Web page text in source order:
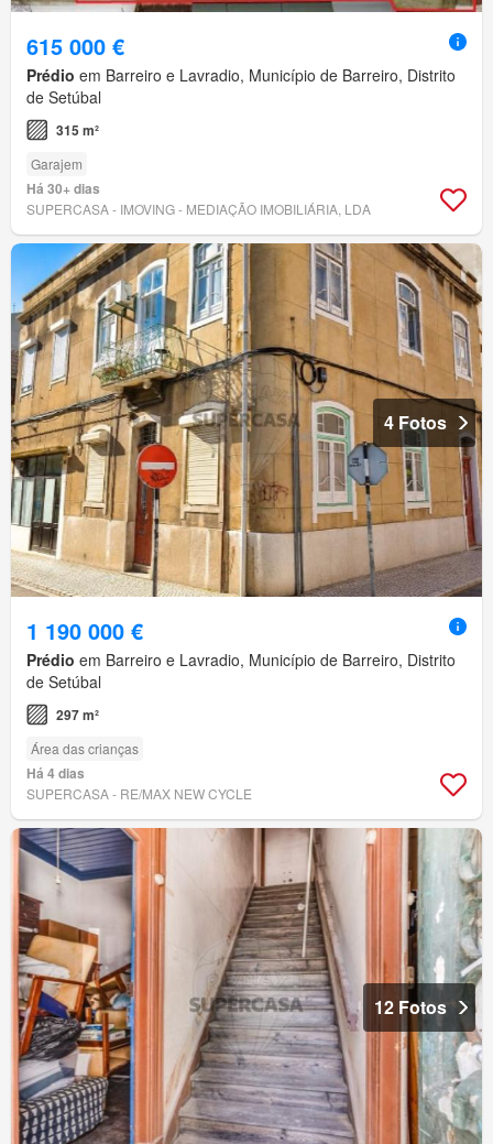
615 000 €
Prédio em Barreiro e Lavradio, Município de Barreiro, Distrito
de Setúbal
315 m²
Garajem
Há 30+ dias
SUPERCASA - IMOVING - MEDIAÇÃO IMOBILIÁRIA, LDA
4 Fotos
1 190 000 €
Prédio em Barreiro e Lavradio, Município de Barreiro, Distrito
de Setúbal
297 m²
Área das crianças
Há 4 dias
SUPERCASA - RE/MAX NEW CYCLE
12 Fotos